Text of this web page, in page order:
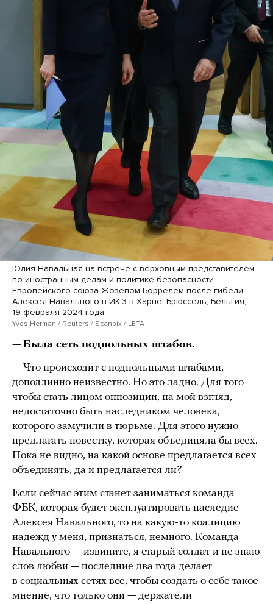
Юлия Навальная на встрече с верховным представителем
по иностранным делам и политике безопасности
Европейского союза Жозепом Боррелем после гибели
Алексея Навального в ИК-3 в Харпе. Брюссель, Бельгия,
19 февраля 2024 года
Yves Herman / Reuters / Scanpix / LETA
— Была сеть подпольных штабов.
— Что происходит с подпольными штабами,
доподлинно неизвестно. Но это ладно. Для того
чтобы стать лицом оппозиции, на мой взгляд,
недостаточно быть наследником человека,
которого замучили в тюрьме. Для этого нужно
предлагать повестку, которая объединяла бы всех.
Пока не видно, на какой основе предлагается всех
объединять, да и предлагается ли?
Если сейчас этим станет заниматься команда
ФБК, которая будет эксплуатировать наследие
Алексея Навального, то на какую-то коалицию
надежд у меня, признаться, немного. Команда
Навального — извините, я старый солдат и не знаю
слов любви — последние два года делает
в социальных сетях все, чтобы создать о себе такое
мнение, что только они — держатели